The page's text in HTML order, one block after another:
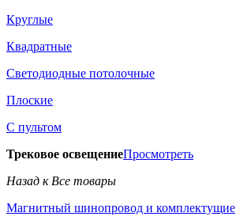
Круглые
Квадратные
Светодиодные потолочные
Плоские
С пультом
Трековое освещениеПросмотреть
Назад к Все товары
Магнитный шинопровод и комплектущие